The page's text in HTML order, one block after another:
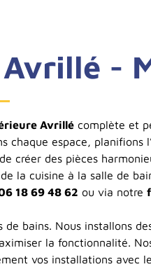
-
Avrillécomplète et
chaque espace, planifions
créer des pièces
la cuisine à la salle de
18 69 48 62 ou via notre
bains. Nous installons
la fonctionnalité.
vos installations avec